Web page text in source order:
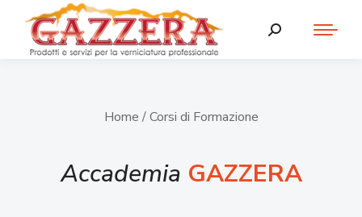
Home / Corsi di Formazione
Accademia GAZZERA